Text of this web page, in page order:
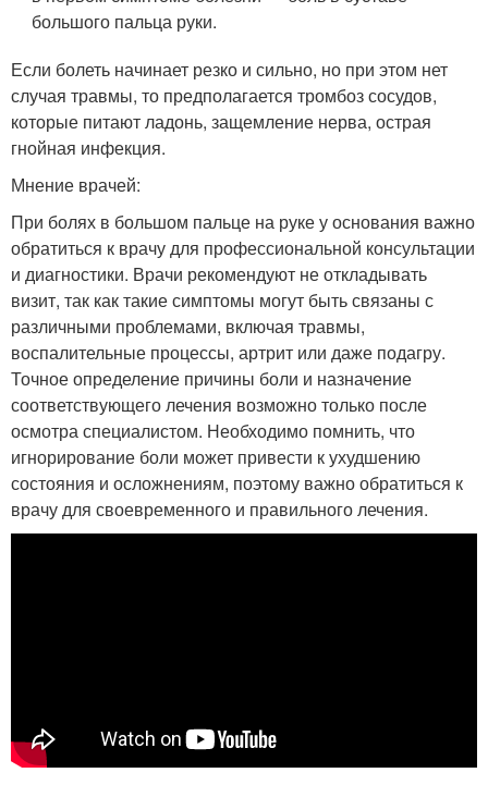
большого пальца руки.
Если болеть начинает резко и сильно, но при этом нет
случая травмы, то предполагается тромбоз сосудов,
которые питают ладонь, защемление нерва, острая
гнойная инфекция.
Мнение врачей:
При болях в большом пальце на руке у основания важно
обратиться к врачу для профессиональной консультации
и диагностики. Врачи рекомендуют не откладывать
визит, так как такие симптомы могут быть связаны с
различными проблемами, включая травмы,
воспалительные процессы, артрит или даже подагру.
Точное определение причины боли и назначение
соответствующего лечения возможно только после
осмотра специалистом. Необходимо помнить, что
игнорирование боли может привести к ухудшению
состояния и осложнениям, поэтому важно обратиться к
врачу для своевременного и правильного лечения.